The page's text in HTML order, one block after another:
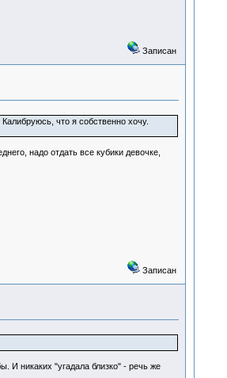
Записан
что я собственно хочу.
надо отдать все кубики девочке,
Записан
И никаких "угадала близко" - речь же